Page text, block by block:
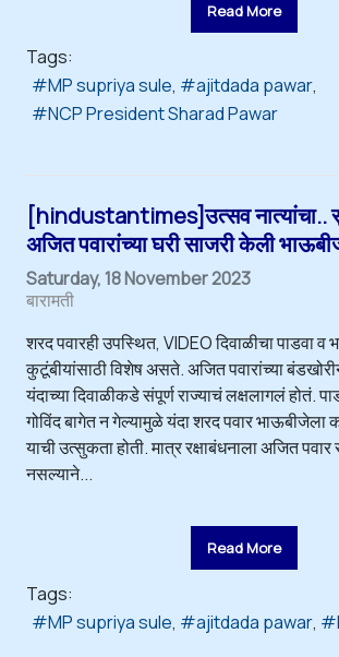
Read More
Tags:
MP supriya sule
ajitdada pawar
NCP President Sharad Pawar
[hindustantimes]उत्सव नात्यांचा..
अजित पवारांच्या घरी साजरी केली
Saturday, 18 November 2023
बारामती
शरद पवारही उपस्थित, VIDEO दिवाळीचा पाडवा व
कुटूंबीयांसाठी विशेष असते. अजित पवारांच्या
यंदाच्या दिवाळीकडे संपूर्ण राज्याचं लक्षलागलं होतं.
गोविंद बागेत न गेल्यामुळे यंदा शरद पवार भाऊबीजेला
याची उत्सुकता होती. मात्र रक्षाबंधनाला अजित
नसल्याने...
Read More
Tags:
MP supriya sule
ajitdada pawar